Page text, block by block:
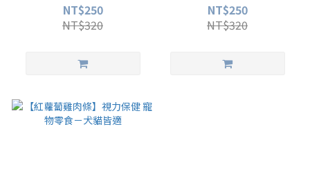
NT$250
NT$320
NT$250
NT$320